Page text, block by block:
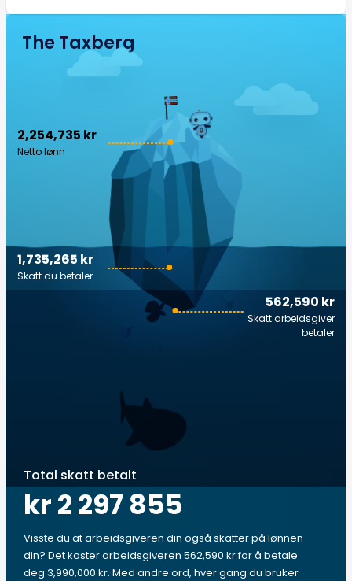
The Taxberg
2,254,735 kr
Netto lønn
562,590 kr
Skatt arbeidsgiver
betaler
1,735,265 kr
Skatt du betaler
Total skatt betalt
kr 2 297 855
Visste du at arbeidsgiveren din også skatter på lønnen
din? Det koster arbeidsgiveren 562,590 kr for å betale
deg 3,990,000 kr. Med andre ord, hver gang du bruker